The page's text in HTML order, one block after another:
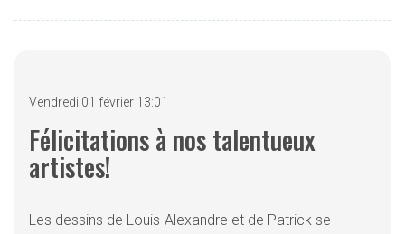
Vendredi 01 février 13:01
Félicitations à nos talentueux
artistes!
Les dessins de Louis-Alexandre et de Patrick se